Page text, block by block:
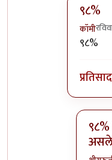
९८%
कॉमी
In reply
९८%